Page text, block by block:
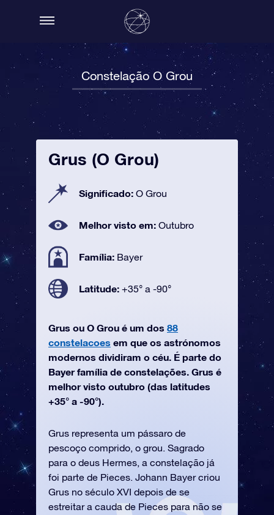
Constelação O Grou
Grus (O Grou)
Significado: O Grou
Melhor visto em: Outubro
Família: Bayer
Latitude: +35° a -90°
Grus ou O Grou é um dos 88
constelacoes em que os astrónomos
modernos dividiram o céu. É parte do
Bayer família de constelações. Grus é
melhor visto outubro (das latitudes
+35° a -90°).
Grus representa um pássaro de
pescoço comprido, o grou. Sagrado
para o deus Hermes, a constelação já
foi parte de Pieces. Johann Bayer criou
Grus no século XVI depois de se
estreitar a cauda de Pieces para não se